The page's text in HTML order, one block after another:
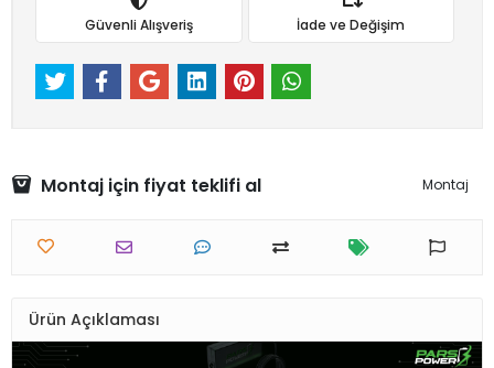
Güvenli Alışveriş İade ve Değişim
Montaj için fiyat teklifi al Montaj
Ürün Açıklaması